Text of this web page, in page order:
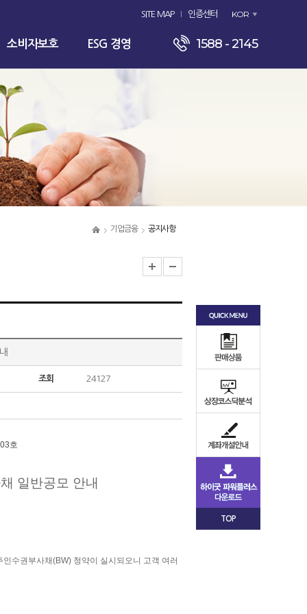
SITE MAP 인증센터 KOR
소비자보호 ESG 경영 1588 - 2145
기업금융 공지사항
조회 24127
호
일반공모 안내
수권부사채(BW) 청약이 실시되오니 고객 여러
TOP